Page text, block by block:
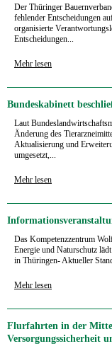
Der Thüringer
fehlender Entscheidungen
organisierte
Entscheidungen...
Mehr lesen
Bundeskabinett
Laut
Änderung des
Aktualisierung und
umgesetzt,...
Mehr lesen
Das Kompetenzzentrum
Energie und Naturschutz
in Thüringen- Aktueller
Mehr lesen
Flurfahrten in der
Versorgungssicherheit